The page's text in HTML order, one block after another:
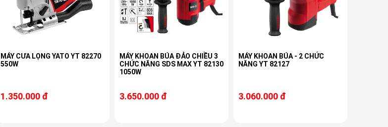
MÁY CƯA LỌNG YATO YT 82270
550W
1.350.000 đ
MÁY KHOAN BÚA ĐẢO CHIỀU 3
CHỨC NĂNG SDS MAX YT 82130
1050W
3.650.000 đ
MÁY KHOAN BÚA - 2 CHỨC
NĂNG YT 82127
3.060.000 đ